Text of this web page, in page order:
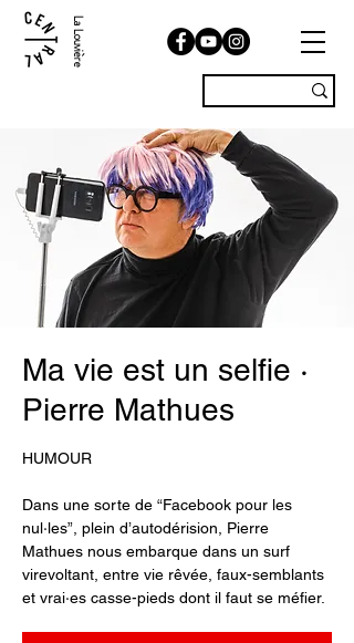
La Louvière
Ma vie est un selfie ·
Pierre Mathues
HUMOUR
Dans une sorte de “Facebook pour les
nul·les”, plein d’autodérision, Pierre
Mathues nous embarque dans un surf
virevoltant, entre vie rêvée, faux-semblants
et vrai·es casse-pieds dont il faut se méfier.